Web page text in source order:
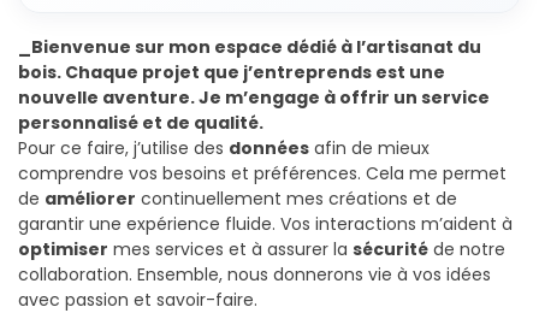
Bienvenue sur mon espace dédié à l’artisanat du
bois. Chaque projet que j’entreprends est une
nouvelle aventure.Je m’engage à offrir un service
personnalisé et de qualité.
Pour ce faire, j’utilise des données afin de mieux
comprendre vos besoins et préférences. Cela me permet
de améliorer continuellement mes créations et de
garantir une expérience fluide. Vos interactions m’aident à
optimiser mes services et à assurer la sécurité de notre
collaboration. Ensemble, nous donnerons vie à vos idées
avec passion et savoir-faire.